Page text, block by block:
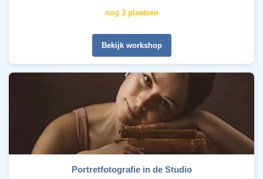
nog 3 plaatsen
Bekijk workshop
Portretfotografie in de Studio